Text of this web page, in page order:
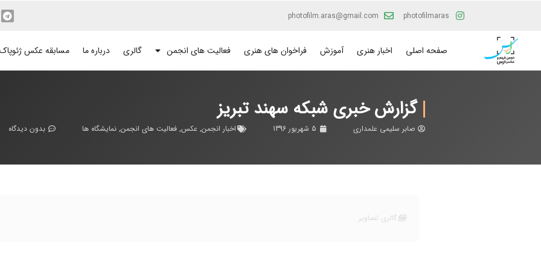
photofilmaras
photofilm.aras@gmail.com
صفحه اصلی اخبار هنری آموزش فراخوان های هنری فعالیت های انجمن گالری درباره ما مسابقه عکس
گزارش خبری شبکه سهند تبریز
صابر سلیمی علمداری 5 شهریور 1396 اخبار انجمن, عکس, فعالیت های انجمن, نمایشگاه ها بدون دیدگاه
گالری تصاویر